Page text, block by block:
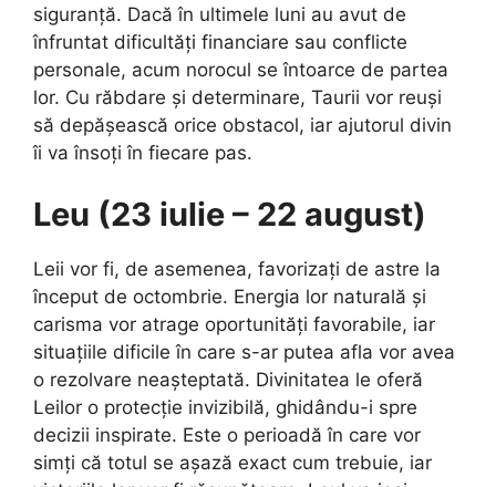
siguranță. Dacă în ultimele luni au avut de
înfruntat dificultăți financiare sau conflicte
personale, acum norocul se întoarce de partea
lor. Cu răbdare și determinare, Taurii vor reuși
să depășească orice obstacol, iar ajutorul divin
îi va însoți în fiecare pas.
Leu (23 iulie – 22 august)
Leii vor fi, de asemenea, favorizați de astre la
început de octombrie. Energia lor naturală și
carisma vor atrage oportunități favorabile, iar
situațiile dificile în care s-ar putea afla vor avea
o rezolvare neașteptată. Divinitatea le oferă
Leilor o protecție invizibilă, ghidându-i spre
decizii inspirate. Este o perioadă în care vor
simți că totul se așază exact cum trebuie, iar